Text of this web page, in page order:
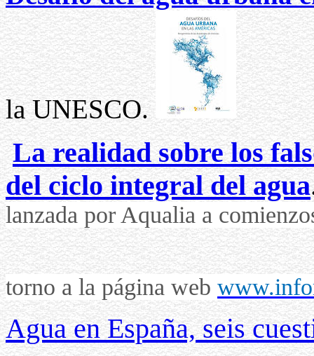
la UNESCO.
La realidad sobre los
del ciclo integral del agua
lanzada por Aqualia a
torno a la página web
Agua en España, seis